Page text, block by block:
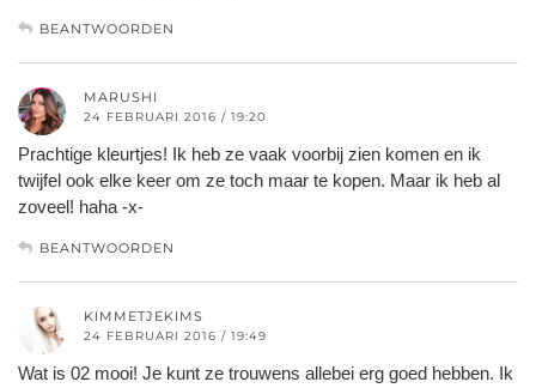
BEANTWOORDEN
MARUSHI
24 FEBRUARI 2016 / 19:20
Prachtige kleurtjes! Ik heb ze vaak voorbij zien komen en ik
twijfel ook elke keer om ze toch maar te kopen. Maar ik heb al
zoveel! haha -x-
BEANTWOORDEN
KIMMETJEKIMS
24 FEBRUARI 2016 / 19:49
Wat is 02 mooi! Je kunt ze trouwens allebei erg goed hebben. Ik